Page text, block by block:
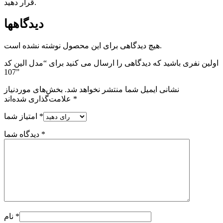
قرار دهید.
دیدگاهها
هیچ دیدگاهی برای این محصول نوشته نشده است.
اولین نفری باشید که دیدگاهی را ارسال می کنید برای “مدل الین کد
107”
نشانی ایمیل شما منتشر نخواهد شد. بخش‌های موردنیاز
*
*
*
*